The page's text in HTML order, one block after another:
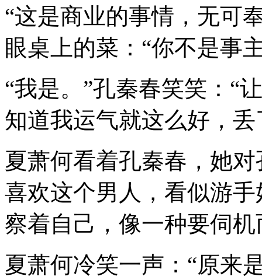
“这是商业的事情，无可
眼桌上的菜：“你不是事
“我是。”孔秦春笑笑：“
知道我运气就这么好，
夏萧何看着孔秦春，她
喜欢这个男人，看似游
察着自己，像一种要伺
夏萧何冷笑一声：“原来